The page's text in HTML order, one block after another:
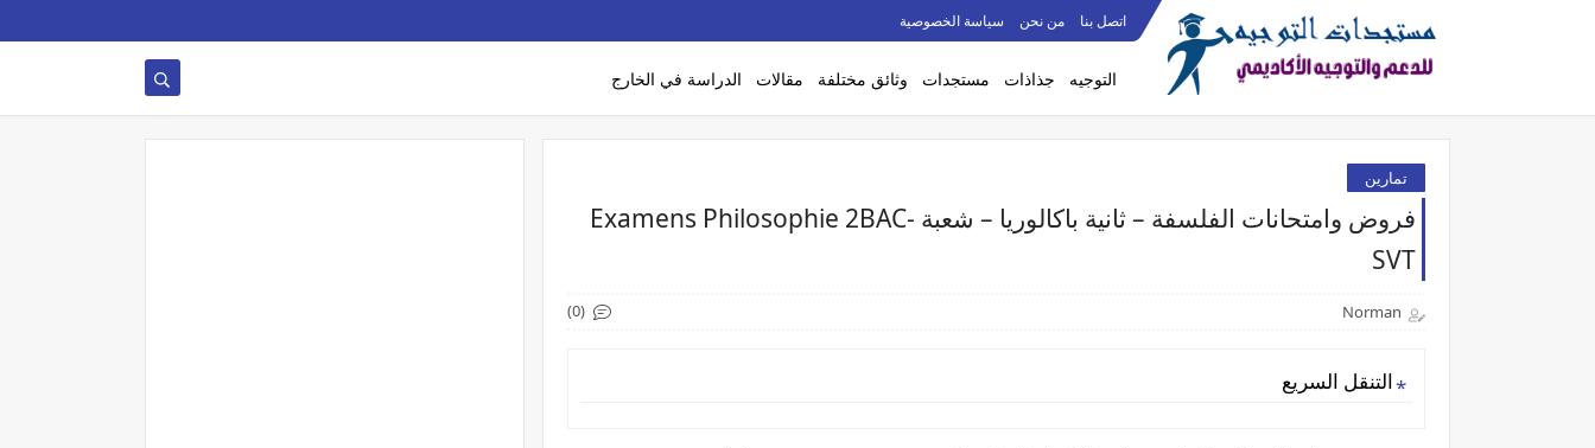
اتصل بنا من نحن سياسة الخصوصية
التوجيه جذاذات مستجدات وثائق مختلفة مقالات الدراسة في الخارج
تمارين
فروض وامتحانات الفلسفة – ثانية باكالوريا – شعبة Examens Philosophie 2BAC-
SVT
Norman
(0)
التنقل السريع